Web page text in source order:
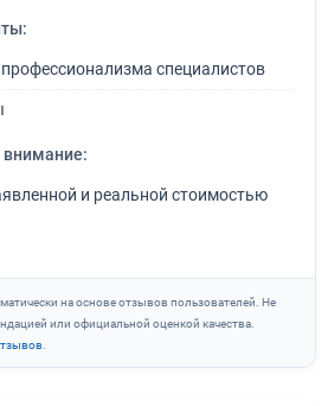
специалистов
и реальной стоимостью
на основе отзывов пользователей. Не
или официальной оценкой качества.
.